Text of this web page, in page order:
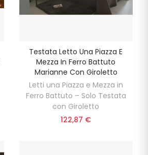
Testata Letto Una Piazza E
Mezza In Ferro Battuto
Marianne Con Giroletto
Letti una Piazza e Mezza in
Ferro Battuto – Solo Testata
con Giroletto
122,87 €